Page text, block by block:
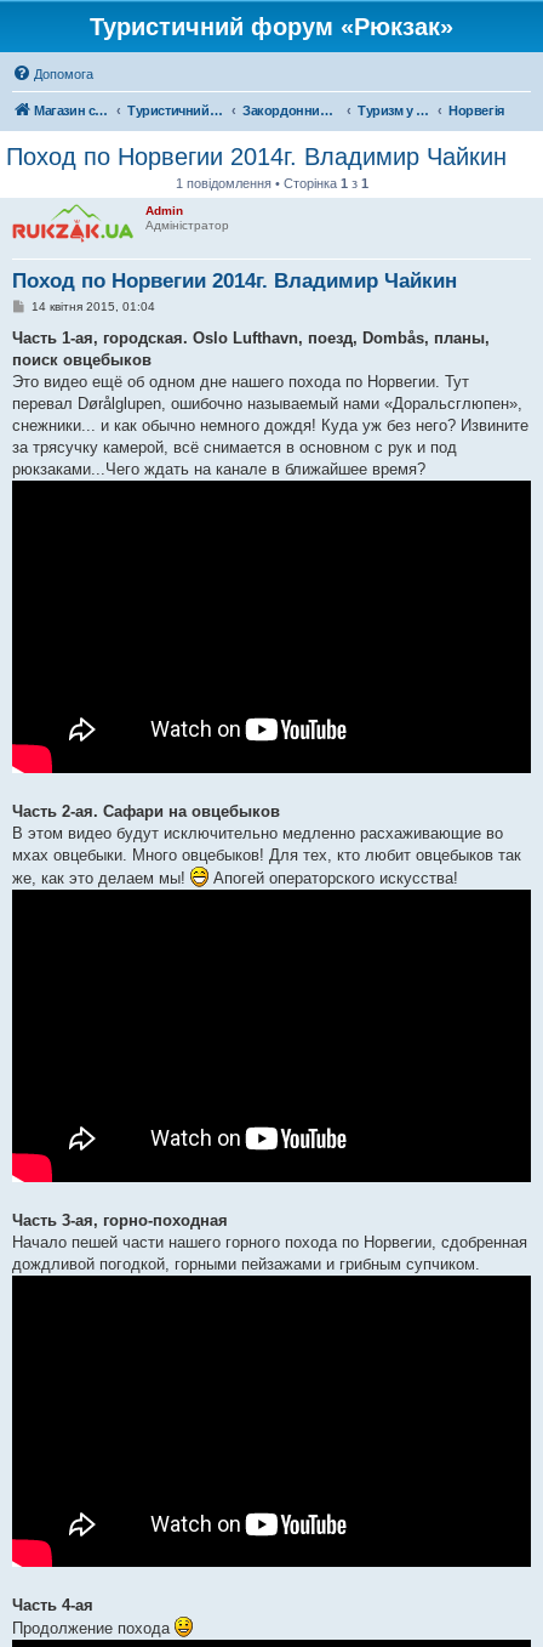
Туристичний форум «Рюкзак»
Допомога
Магазин спорядження Туристичний форум «Рюкзак» Закордонний туризм Туризм у Європі Норвегія
Поход по Норвегии 2014г. Владимир Чайкин
1 повідомлення • Сторінка 1 з 1
Admin
Адміністратор
Поход по Норвегии 2014г. Владимир Чайкин
П
в
д
о
л
е
н
я
14 квітня 2015, 01:04
Часть 1-ая, городская. Oslo Lufthavn, поезд, Dombås, планы,
поиск овцебыков
Это видео ещё об одном дне нашего похода по Норвегии. Тут
перевал Dørålglupen, ошибочно называемый нами «Доральсглюпен»,
снежники... и как обычно немного дождя! Куда уж без него? Извините
за трясучку камерой, всё снимается в основном с рук и под
рюкзаками...Чего ждать на канале в ближайшее время?
Часть 2-ая. Сафари на овцебыков
В этом видео будут исключительно медленно расхаживающие во
мхах овцебыки. Много овцебыков! Для тех, кто любит овцебыков так
же, как это делаем мы!
Апогей операторского искусства!
Часть 3-ая, горно-походная
Начало пешей части нашего горного похода по Норвегии, сдобренная
дождливой погодкой, горными пейзажами и грибным супчиком.
Часть 4-ая
Продолжение похода